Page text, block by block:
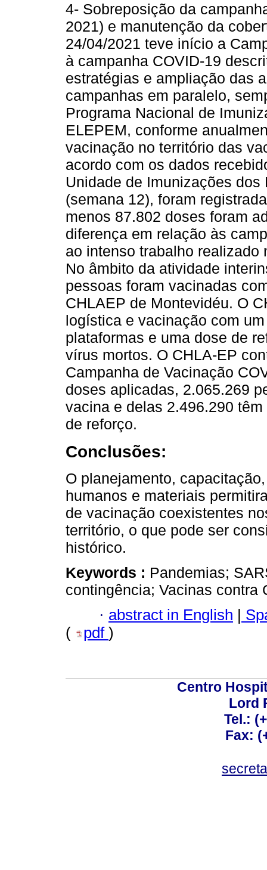
4- Sobreposição da
2021) e manutenção da
24/04/2021 teve início a
à campanha COVID-19
estratégias e ampliação das
campanhas em paralelo,
Programa Nacional de
ELEPEM, conforme
vacinação no território das
acordo com os dados
Unidade de Imunizações
(semana 12), foram
menos 87.802 doses foram
diferença em relação às
ao intenso trabalho realizado
No âmbito da atividade
pessoas foram vacinadas
CHLAEP de Montevidéu. O
logística e vacinação com
plataformas e uma dose de
vírus mortos. O CHLA-EP
Campanha de Vacinação
doses aplicadas, 2.065.269
vacina e delas 2.496.290
de reforço.
Conclusões:
O planejamento,
humanos e materiais
de vacinação coexistentes
território, o que pode ser
histórico.
Keywords : Pandemias;
contingência; Vacinas contra
· abstract in English
(
pdf )
Centro
Lord
Tel.:
Fax: